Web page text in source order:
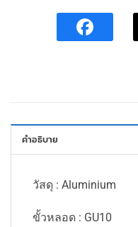
คำอธิบาย
วัสดุ : Aluminium
ขั้วหลอด : GU10